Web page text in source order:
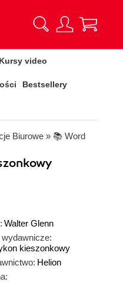
Kursy video
Bestsellery
Biurowe » 📚 Word
Walter Glenn
wydawnicze:
kieszonkowy
Helion